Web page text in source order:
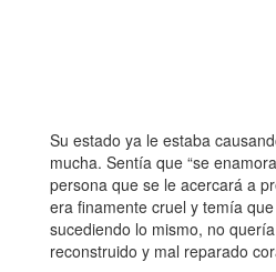
Su estado ya le estaba
mucha. Sentía que “se
persona que se le acercará a
era finamente cruel y temía
sucediendo lo mismo, no
reconstruido y mal reparado